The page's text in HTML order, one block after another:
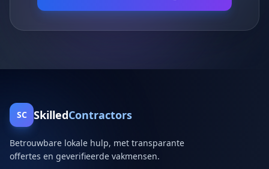
SC SkilledContractors
Betrouwbare lokale hulp, met transparante
offertes en geverifieerde vakmensen.